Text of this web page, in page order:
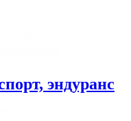
эндуранс